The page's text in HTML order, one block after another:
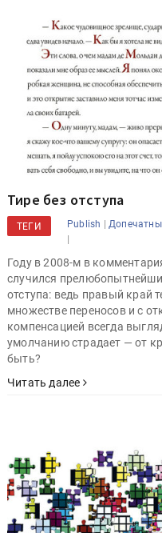
Тире без отступа
ТЕГИ Publish |
|
Году в 2008-м в
случился
отступа: ведь правый край
множестве переносов и с
компенсацией всегда
умолчанию страдает — от
быть?
Читать далее